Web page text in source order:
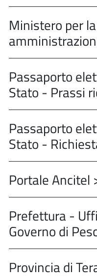
Ministero per
Passaporto
Stato - Prassi
Passaporto
Stato -
Portale Ancitel
Prefettura -
Governo di
Provincia di